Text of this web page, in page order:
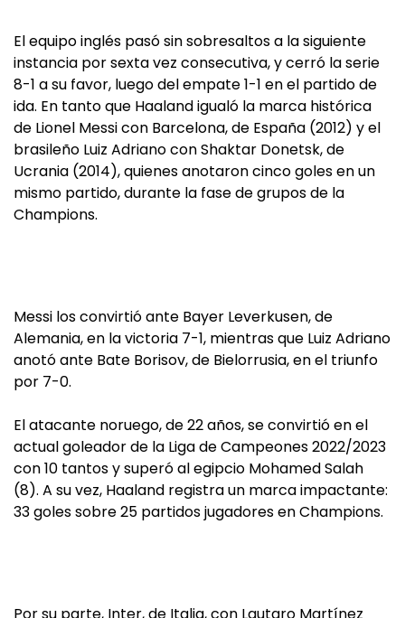
El equipo inglés pasó sin sobresaltos a la siguiente
instancia por sexta vez consecutiva, y cerró la serie
8-1 a su favor, luego del empate 1-1 en el partido de
ida. En tanto que Haaland igualó la marca histórica
de Lionel Messi con Barcelona, de España (2012) y el
brasileño Luiz Adriano con Shaktar Donetsk, de
Ucrania (2014), quienes anotaron cinco goles en un
mismo partido, durante la fase de grupos de la
Champions.
Messi los convirtió ante Bayer Leverkusen, de
Alemania, en la victoria 7-1, mientras que Luiz Adriano
anotó ante Bate Borisov, de Bielorrusia, en el triunfo
por 7-0.
El atacante noruego, de 22 años, se convirtió en el
actual goleador de la Liga de Campeones 2022/2023
con 10 tantos y superó al egipcio Mohamed Salah
(8). A su vez, Haaland registra un marca impactante:
33 goles sobre 25 partidos jugadores en Champions.